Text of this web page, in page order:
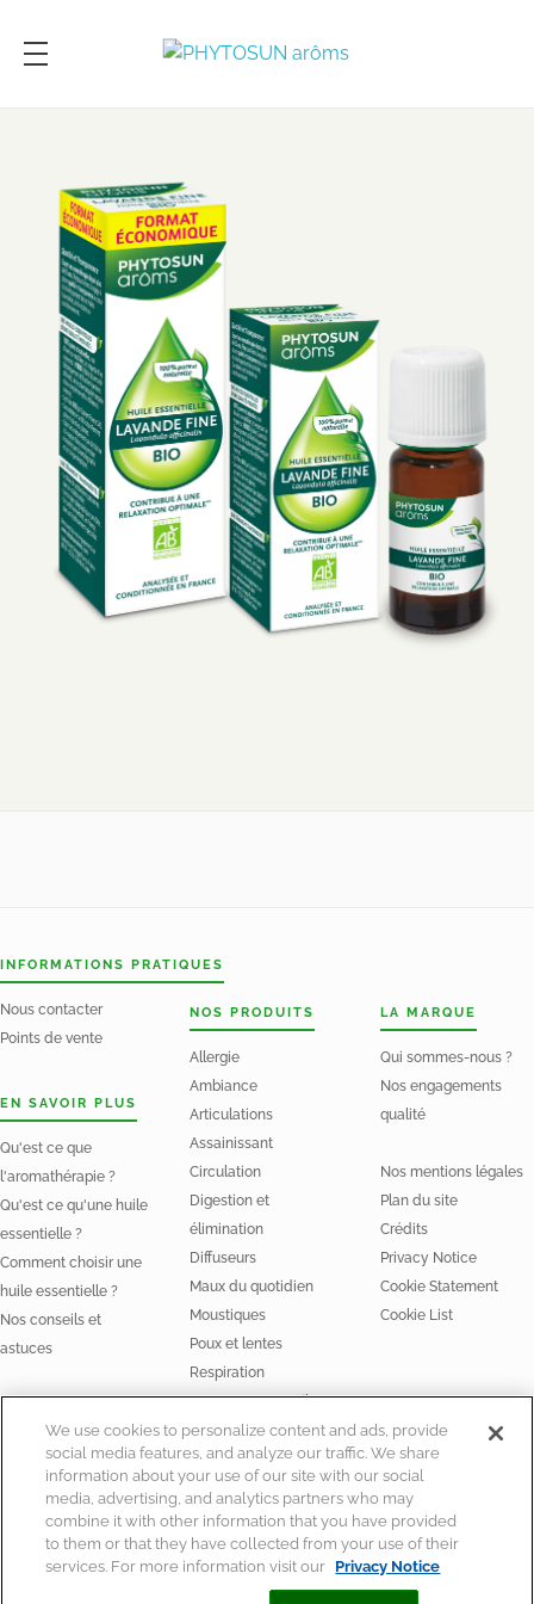
INFORMATIONS PRATIQUES
Nous contacter
Points de vente
EN SAVOIR PLUS
Qu'est ce que
l'aromathérapie ?
Qu'est ce qu'une huile
essentielle ?
Comment choisir une
huile essentielle ?
Nos conseils et
astuces
Huiles essentielles
NOS PRODUITS
Allergie
Ambiance
Articulations
Assainissant
Circulation
Digestion et
élimination
Diffuseurs
Maux du quotidien
Moustiques
Poux et lentes
Respiration
Stress et Sommeil
LA MARQUE
Qui sommes-nous ?
Nos engagements
qualité
Nos mentions légales
Plan du site
Crédits
Privacy Notice
Cookie Statement
Cookie List
© Laboratoire Perrigo France
We use cookies to personalize content and ads, provide
social media features, and analyze our traffic. We share
information about your use of our site with our social
media, advertising, and analytics partners who may
combine it with other information that you have provided
to them or that they have collected from your use of their
services. For more information visit our Privacy Notice